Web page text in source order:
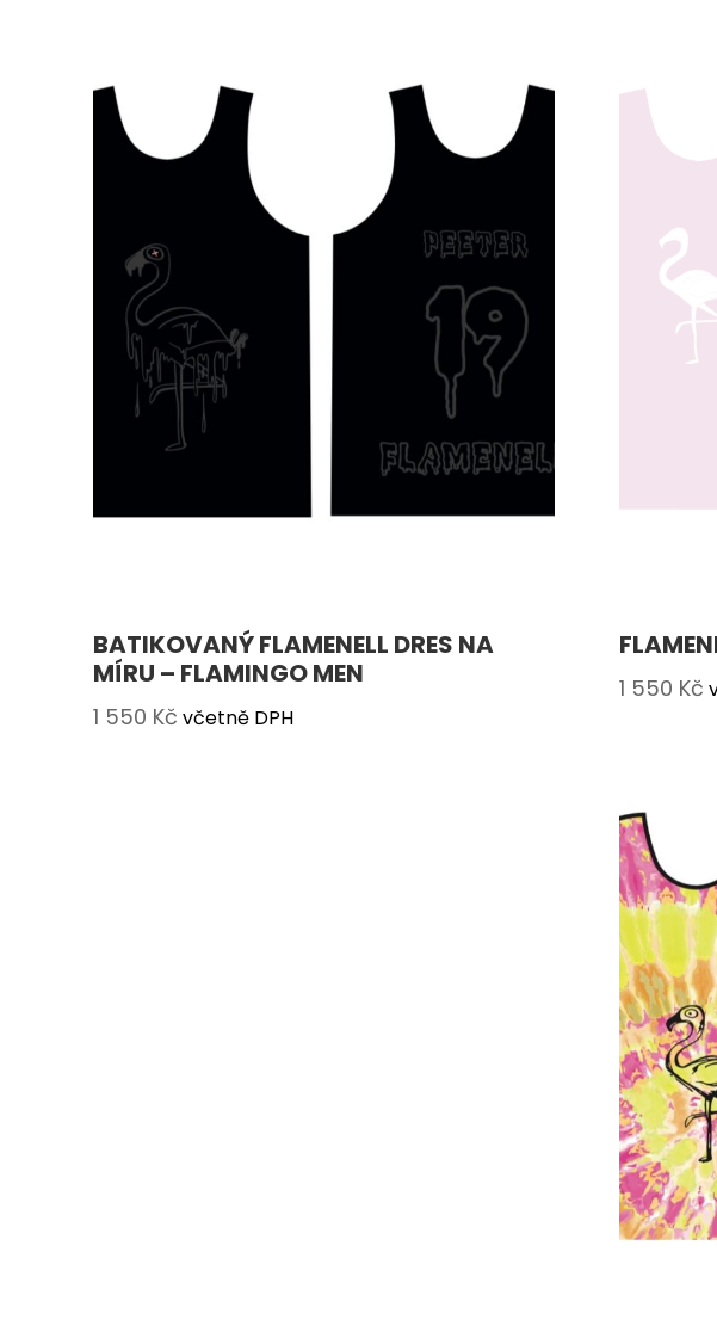
BATIKOVANÝ FLAMENELL DRES NA
MÍRU – FLAMINGO MEN
1 550 Kč včetně DPH
1 550 Kč